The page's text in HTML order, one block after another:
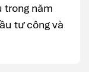
trong năm
tư công và